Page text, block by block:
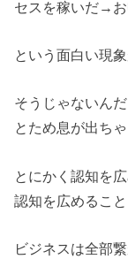
セスを稼いだ→
という面白い現
そうじゃないんだ
とため息が出ち
とにかく認知を
認知を広めるこ
ビジネスは全部